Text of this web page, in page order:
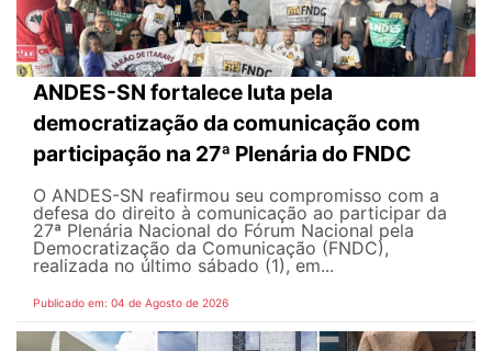
ANDES-SN fortalece luta pela
democratização da comunicação com
participação na 27ª Plenária do FNDC
O ANDES-SN reafirmou seu compromisso com a
defesa do direito à comunicação ao participar da
27ª Plenária Nacional do Fórum Nacional pela
Democratização da Comunicação (FNDC),
realizada no último sábado (1), em...
Publicado em: 04 de Agosto de 2026